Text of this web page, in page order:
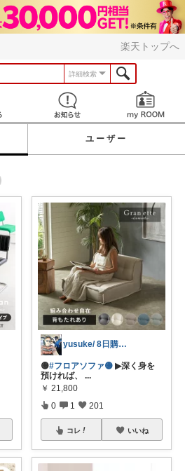
楽天トップへ
詳細検索
見つける お知らせ
ユーザー
yusuke/ 8日購入感謝♫
🟡#フロアソファ🟡 ▶深く身を
預ければ、
...
￥ 21,800
0 1 201
コレ いいね